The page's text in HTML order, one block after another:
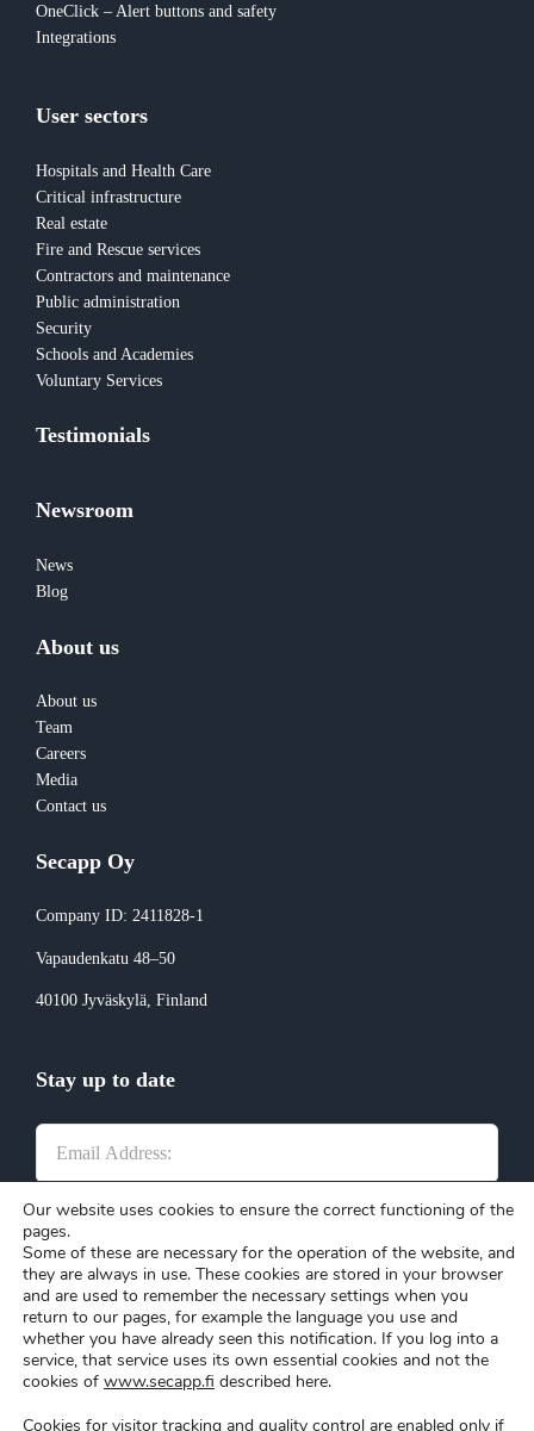
OneClick – Alert buttons and safety
Integrations
User sectors
Hospitals and Health Care
Critical infrastructure
Real estate
Fire and Rescue services
Contractors and maintenance
Public administration
Security
Schools and Academies
Voluntary Services
Testimonials
Newsroom
News
Blog
About us
About us
Team
Careers
Media
Contact us
Secapp Oy
Company ID: 2411828-1
Vapaudenkatu 48–50
40100 Jyväskylä, Finland
Stay up to date
Submit
Our website uses cookies to ensure the correct functioning of the
pages.
Some of these are necessary for the operation of the website, and
they are always in use. These cookies are stored in your browser
and are used to remember the necessary settings when you
return to our pages, for example the language you use and
whether you have already seen this notification. If you log into a
service, that service uses its own essential cookies and not the
cookies of www.secapp.fi described here.
Cookies for visitor tracking and quality control are enabled only if